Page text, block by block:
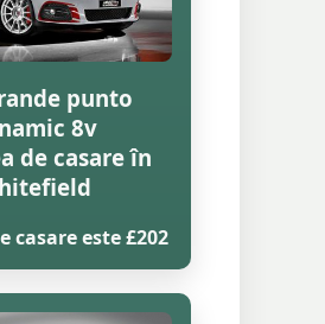
punto
8v
de casare în
casare este £202